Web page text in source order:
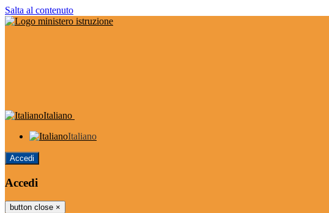
Salta al contenuto
Italiano
Italiano
Accedi
Accedi
button close ×